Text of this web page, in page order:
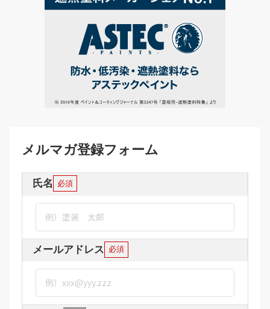
メルマガ登録フォーム
氏名 必須
メールアドレス 必須